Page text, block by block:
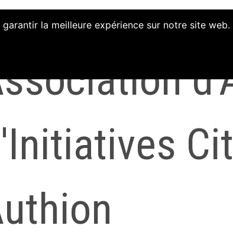
la meilleure expérience sur notre site